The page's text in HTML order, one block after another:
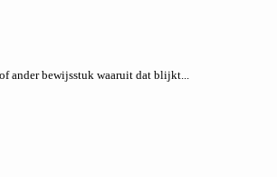
ander bewijsstuk waaruit dat blijkt...